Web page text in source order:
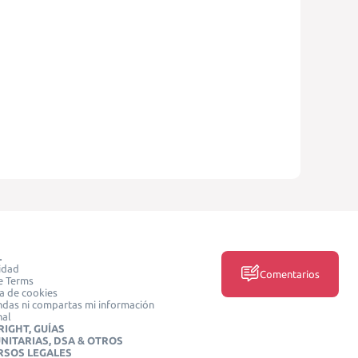
Terms
de cookies
ni compartas mi información
GUÍAS
DSA & OTROS
LEGALES
Comentarios